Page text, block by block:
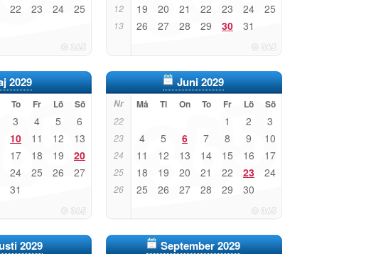
22 23 24 25 12 19 20 21 22 23 24 25
13 26 27 28 29 30 31
2029
To Fr Lö Sö
3 4 5 6
10 11 12 13
17 18 19 20
24 25 26 27
31
Juni 2029
Nr Må Ti On To Fr Lö Sö
22 1 2 3
23 4 5 6 7 8 9 10
24 11 12 13 14 15 16 17
25 18 19 20 21 22 23 24
26 25 26 27 28 29 30
2029 September 2029